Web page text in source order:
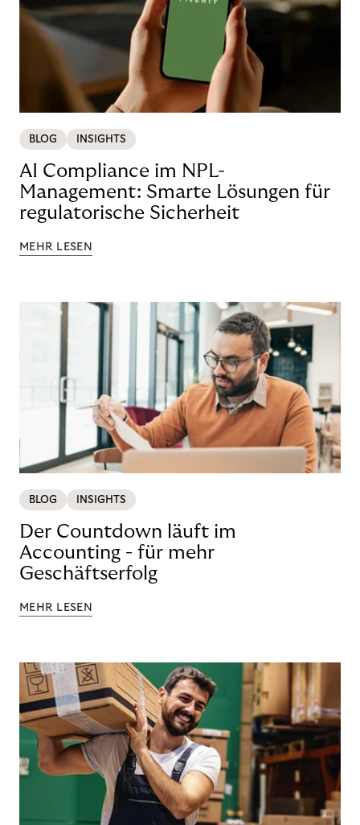
BLOG INSIGHTS
AI Compliance im NPL-
Management: Smarte Lösungen für
regulatorische Sicherheit
MEHR LESEN
BLOG INSIGHTS
Der Countdown läuft im
Accounting - für mehr
Geschäftserfolg
MEHR LESEN